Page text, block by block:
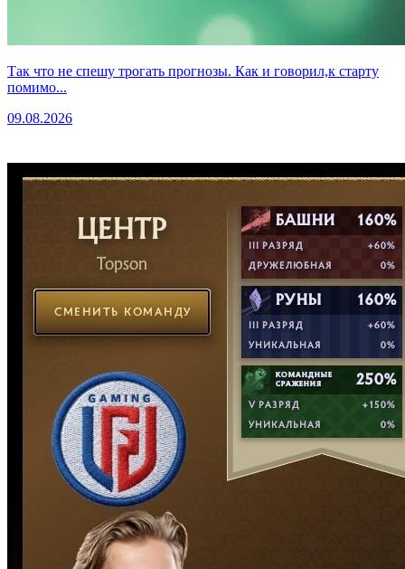
Так что не спешу трогать прогнозы. Как и говорил,к старту
помимо...
09.08.2026